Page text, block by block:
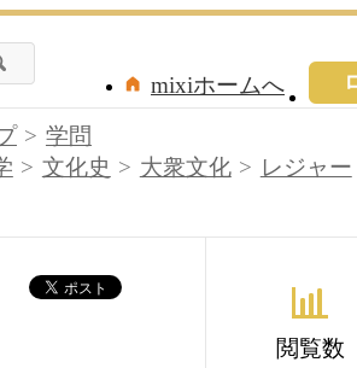
mixiホームへ
学問
文化史 大衆文化 レジャー
閲覧数